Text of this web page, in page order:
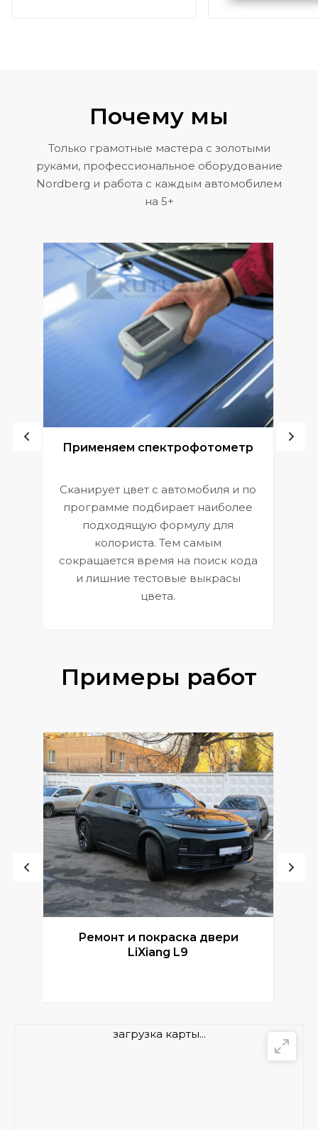
Volkswagen
Почему мы
Только грамотные мастера с золотыми
руками, профессиональное оборудование
Nordberg и работа с каждым автомобилем
на 5+
Применяем спектрофотометр
Сканирует цвет с автомобиля и по
программе подбирает наиболее
подходящую формулу для
колориста. Тем самым
сокращается время на поиск кода
и лишние тестовые выкрасы
цвета.
Примеры работ
Ремонт и покраска двери
LiXiang L9
загрузка карты...